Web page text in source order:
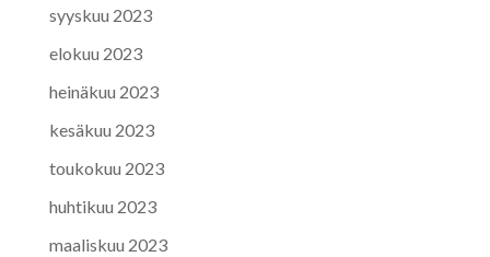
syyskuu 2023
elokuu 2023
heinäkuu 2023
kesäkuu 2023
toukokuu 2023
huhtikuu 2023
maaliskuu 2023